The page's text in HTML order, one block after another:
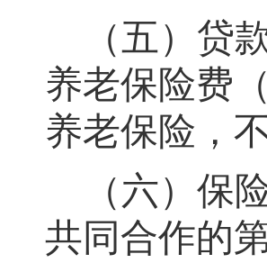
（五）贷
养老保险费
养老保险 ，
（六）保
共同合作的